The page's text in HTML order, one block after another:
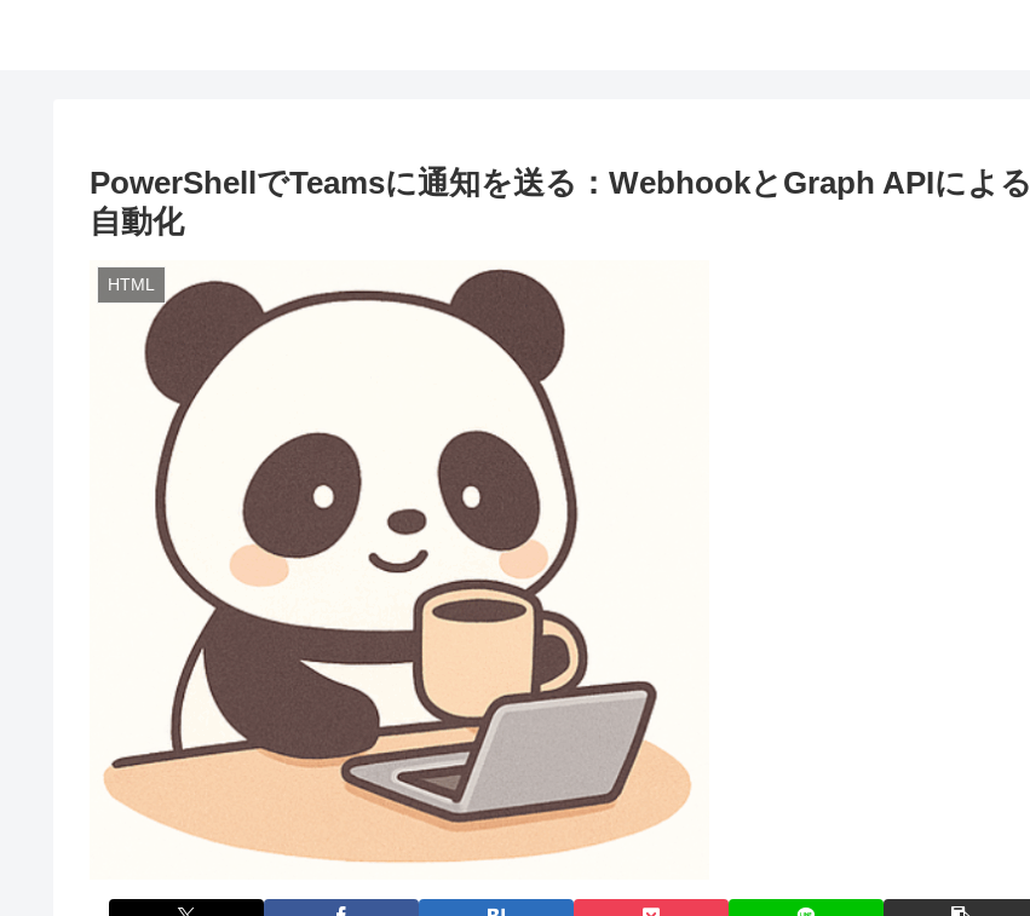
PowerShellでTeamsに通知を送る：WebhookとGraph APIによる
自動化
HTML